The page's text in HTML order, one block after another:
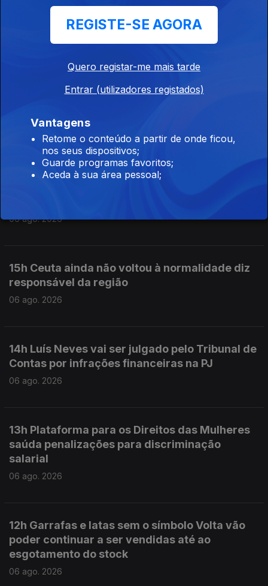
19h É um dever "preservarmos as
17h MAI elogia iniciativa da Ministra da Justiça
06 ago. 2026
06 ago. 2026
15h Ceuta ainda não voltou à normalidade diz
responsável da região
06 ago. 2026
14h Luís Neves vai ser julgado pelo Tribunal de
Contas por infrações financeiras na PJ
06 ago. 2026
13h Plataforma para os Direitos das Mulheres
saúda penalizações para discriminação
salarial
06 ago. 2026
12h Garrafas e latas sem o símbolo Volta vão
poder continuar a ser vendidas até ao
esgotamento do stock
06 ago. 2026
REGISTE-SE AGORA
Quero registar-me mais tarde
Entrar (utilizadores registados)
Vantagens
Retome o conteúdo a partir de onde ficou,
nos seus dispositivos;
Guarde programas favoritos;
Aceda à sua área pessoal;